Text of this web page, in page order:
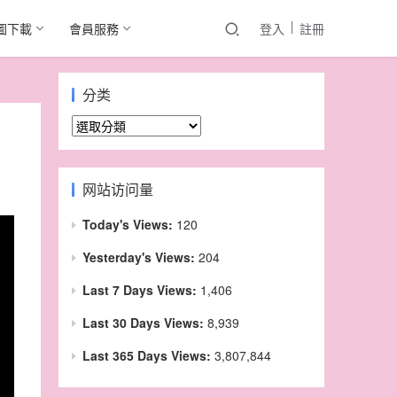
下載 會員服務 登入 註冊
分类
分
类
网站访问量
Today's Views: 120
Yesterday's Views: 204
Last 7 Days Views: 1,406
Last 30 Days Views: 8,939
Last 365 Days Views: 3,807,844